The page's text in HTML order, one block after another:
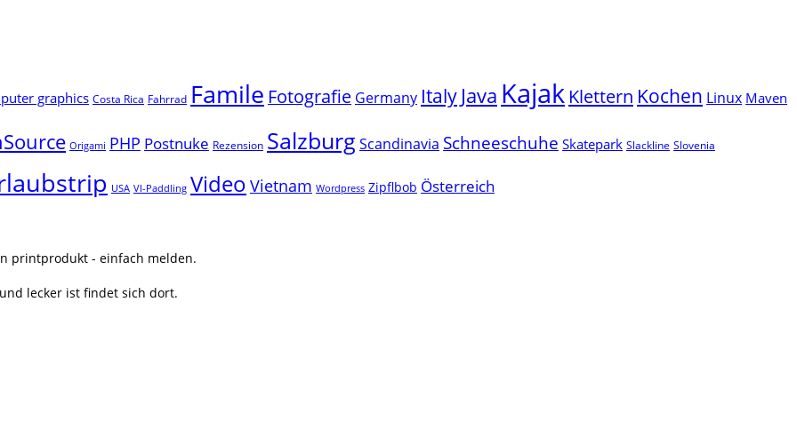
graphics Costa Rica Fahrrad Famile Fotografie Germany Italy Java Kajak Klettern Kochen Linux Maven
Origami PHP Postnuke Rezension SalzburgScandinavia Schneeschuhe Skatepark Slackline Slovenia
USA VI-Paddling Video Vietnam Wordpress Zipflbob Österreich
printprodukt - einfach melden.
lecker ist findet sich dort.